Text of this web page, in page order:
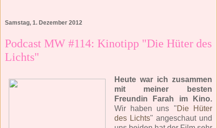
Samstag, 1. Dezember 2012
Podcast MW #114: Kinotipp "Die Hüter des
Lichts"
Heute war ich zusammen
mit meiner besten
Freundin Farah im Kino.
Wir haben uns "Die Hüter
des Lichts" angeschaut und